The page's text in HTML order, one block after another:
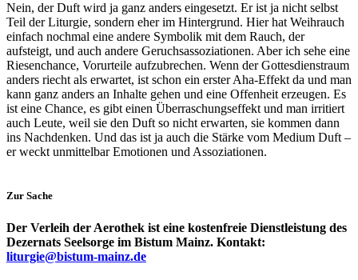
Nein, der Duft wird ja ganz anders eingesetzt. Er ist ja nicht selbst
Teil der Liturgie, sondern eher im Hintergrund. Hier hat Weihrauch
einfach nochmal eine andere Symbolik mit dem Rauch, der
aufsteigt, und auch andere Geruchsassoziationen. Aber ich sehe eine
Riesenchance, Vorurteile aufzubrechen. Wenn der Gottesdienstraum
anders riecht als erwartet, ist schon ein erster Aha-Effekt da und man
kann ganz anders an Inhalte gehen und eine Offenheit erzeugen. Es
ist eine Chance, es gibt einen Überraschungseffekt und man irritiert
auch Leute, weil sie den Duft so nicht erwarten, sie kommen dann
ins Nachdenken. Und das ist ja auch die Stärke vom Medium Duft –
er weckt unmittelbar Emotionen und Assoziationen.
Zur Sache
Der Verleih der Aerothek ist eine kostenfreie Dienstleistung des
Dezernats Seelsorge im Bistum Mainz. Kontakt:
liturgie@bistum-mainz.de